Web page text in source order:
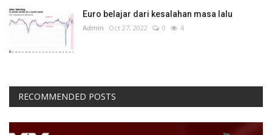
Euro belajar dari kesalahan masa lalu
Admin Oct 27, 2022 0 4
RECOMMENDED POSTS